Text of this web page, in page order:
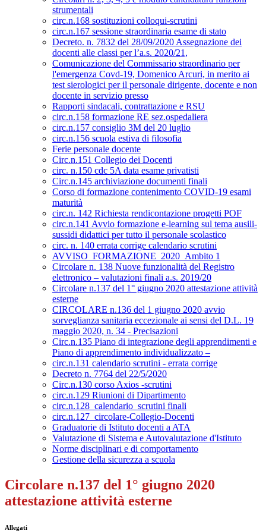
strumentali
circ.n.168 sostituzioni colloqui-scrutini
circ.n.167 sessione straordinaria esame di stato
Decreto. n. 7832 del 28/09/2020 Assegnazione dei
docenti alle classi per l’a.s. 2020/21,
Comunicazione del Commissario straordinario per
l'emergenza Covd-19, Domenico Arcuri, in merito ai
test sierologici per il personale dirigente, docente e non
docente in servizio presso
Rapporti sindacali, contrattazione e RSU
circ.n.158 formazione RE sez.ospedaliera
circ.n.157 consiglio 3M del 20 luglio
circ.n.156 scuola estiva di filosofia
Ferie personale docente
Circ.n.151 Collegio dei Docenti
circ. n.150 cdc 5A data esame privatisti
Circ.n.145 archiviazione documenti finali
Corso di formazione contenimento COVID-19 esami
maturità
circ.n. 142 Richiesta rendicontazione progetti POF
circ.n.141 Avvio formazione e-learning sul tema ausili-
sussidi didattici per tutto il personale scolastico
circ. n. 140 errata corrige calendario scrutini
AVVISO_FORMAZIONE_2020_Ambito 1
Circolare n. 138 Nuove funzionalità del Registro
elettronico – valutazioni finali a.s. 2019/20
Circolare n.137 del 1° giugno 2020 attestazione attività
esterne
CIRCOLARE n.136 del 1 giugno 2020 avvio
sorveglianza sanitaria eccezionale ai sensi del D.L. 19
maggio 2020, n. 34 - Precisazioni
Circ.n.135 Piano di integrazione degli apprendimenti e
Piano di apprendimento individualizzato –
circ.n.131 calendario scrutini - errata corrige
Decreto n. 7764 del 22/5/2020
Circ.n.130 corso Axios -scrutini
circ.n.129 Riunioni di Dipartimento
circ.n.128_calendario_scrutini finali
circ.n.127_circolare-Collegio-Docenti
Graduatorie di Istituto docenti a ATA
Valutazione di Sistema e Autovalutazione d'Istituto
Norme disciplinari e di comportamento
Gestione della sicurezza a scuola
Circolare n.137 del 1° giugno 2020
attestazione attività esterne
Allegati